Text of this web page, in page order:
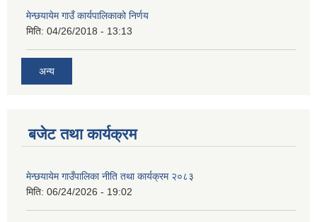
मेन्छयायेम गाउँ कार्यपालिकाको निर्णय
मिति: 04/26/2018 - 13:13
अन्य
बजेट तथा कार्यक्रम
मेन्छयायेम गाउँपालिका नीति तथा कार्यक्रम २०८३
मिति: 06/24/2026 - 19:02